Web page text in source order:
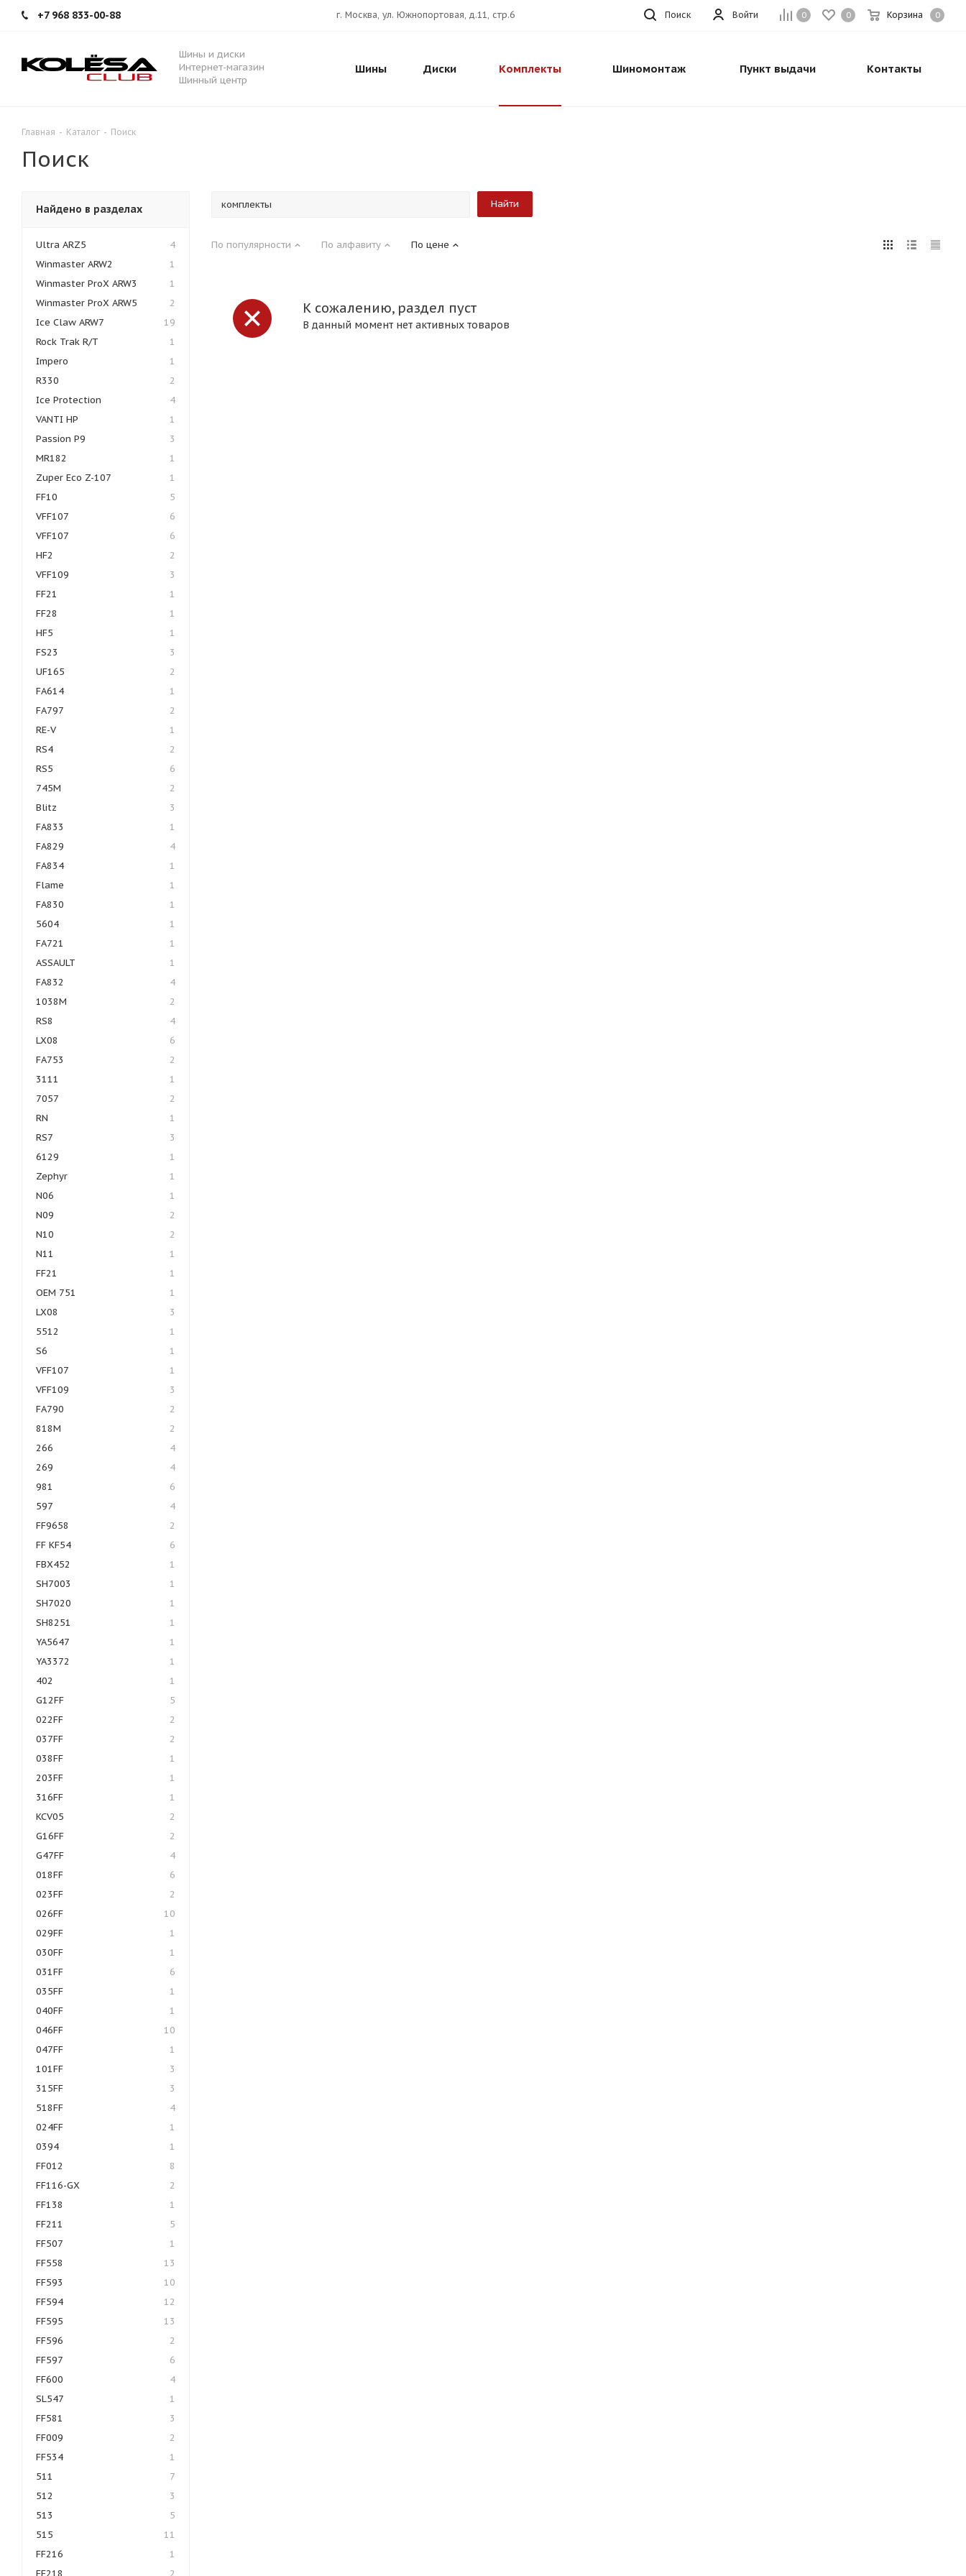
+7 968 833-00-88 0 0 Корзина 0
Войти
г. Москва, ул. Южнопортовая, д.11, стр.6 Поиск
Шины и диски
Интернет-магазин
Шинный центр
Шины Диски Комплекты Шиномонтаж Пункт выдачи Контакты
Главная - Каталог - Поиск
Поиск
По популярности По алфавиту По цене
К сожалению, раздел пуст
В данный момент нет активных товаров
Найдено в разделах
Ultra ARZ5
4
Winmaster ARW2
1
Winmaster ProX ARW3
1
Winmaster ProX ARW5
2
Ice Claw ARW7
19
Rock Trak R/T
1
Impero
1
R330
2
Ice Protection
4
VANTI HP
1
Passion P9
3
MR182
1
Zuper Eco Z-107
1
FF10
5
VFF107
6
VFF107
6
HF2
2
VFF109
3
FF21
1
FF28
1
HF5
1
FS23
3
UF165
2
FA614
1
FA797
2
RE-V
1
RS4
2
RS5
6
745M
2
Blitz
3
FA833
1
FA829
4
FA834
1
Flame
1
FA830
1
5604
1
FA721
1
ASSAULT
1
FA832
4
1038M
2
RS8
4
LX08
6
FA753
2
3111
1
7057
2
RN
1
RS7
3
6129
1
Zephyr
1
N06
1
N09
2
N10
2
N11
1
FF21
1
OEM 751
1
LX08
3
5512
1
S6
1
VFF107
1
VFF109
3
FA790
2
818M
2
266
4
269
4
981
6
597
4
FF9658
2
FF KF54
6
FBX452
1
SH7003
1
SH7020
1
SH8251
1
YA5647
1
YA3372
1
402
1
G12FF
5
022FF
2
037FF
2
038FF
1
203FF
1
316FF
1
KCV05
2
G16FF
2
G47FF
4
018FF
6
023FF
2
026FF
10
029FF
1
030FF
1
031FF
6
035FF
1
040FF
1
046FF
10
047FF
1
101FF
3
315FF
3
518FF
4
024FF
1
0394
1
FF012
8
FF116-GX
2
FF138
1
FF211
5
FF507
1
FF558
13
FF593
10
FF594
12
FF595
13
FF596
2
FF597
6
FF600
4
SL547
1
FF581
3
FF009
2
FF534
1
511
7
512
3
513
5
515
11
FF216
1
FF218
2